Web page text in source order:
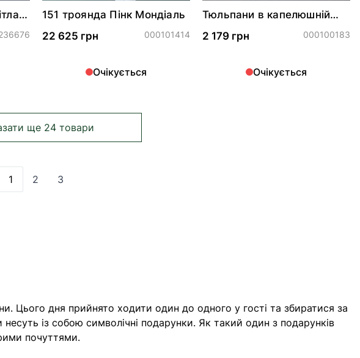
і
151 троянда Пінк Мондіаль
22 625 грн
000101414
Очікується
Тюльпани в капелюшній
2 179 грн
000100183
Очікується
ще 24 товари
Ви зараз читаєте сторінку
1 Сторінка
2 Сторінка
3
Цього дня прийнято ходити один до одного у гості та збиратися за
із собою символічні подарунки. Як такий один з подарунків
почуттями.